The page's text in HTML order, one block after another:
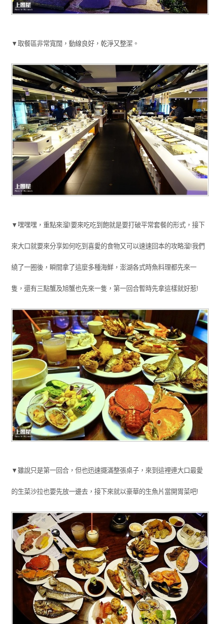
▼取餐區非常寬闊，動線良好，乾淨又整潔。
▼嘿嘿嘿，重點來溜!要來吃吃到飽就是要打破平常套餐的形式，接下
來大口就要來分享如何吃到喜愛的食物又可以速速回本的攻略溜!我們
繞了一圈後，瞬間拿了這麼多種海鮮，澎湖各式時魚料理都先來一
隻，還有三點蟹及旭蟹也先來一隻，第一回合暫時先拿這樣就好惹!
▼雖說只是第一回合，但也迅速擺滿整張桌子，來到這裡連大口最愛
的生菜沙拉也要先放一邊去，接下來就以豪華的生魚片當開胃菜吧!